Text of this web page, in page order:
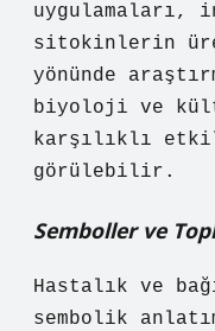
uygulamaları,
sitokinlerin
yönünde
biyoloji ve
karşılıklı
görülebilir.
Semboller ve
Hastalık ve
sembolik